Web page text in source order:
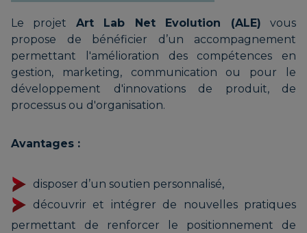
Le projet Art Lab Net Evolution (ALE) vous
propose de bénéficier d’un accompagnement
permettant l'amélioration des compétences en
gestion, marketing, communication ou pour le
développement d'innovations de produit, de
processus ou d'organisation.
Avantages :
disposer d’un soutien personnalisé,
découvrir et intégrer de nouvelles pratiques
permettant de renforcer le positionnement de